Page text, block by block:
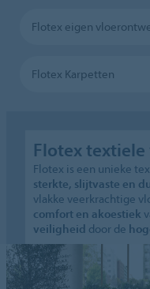
Flotex eigen
Flotex Karpetten
Flotex
Flotex is een unieke
sterkte, slijtvaste en
vlakke veerkrachtige
comfort en akoestiek
veiligheid door de